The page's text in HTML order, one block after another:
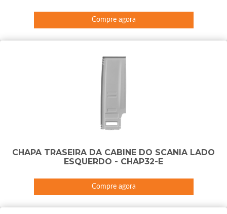
Compre agora
CHAPA TRASEIRA DA CABINE DO SCANIA LADO
ESQUERDO - CHAP32-E
Compre agora